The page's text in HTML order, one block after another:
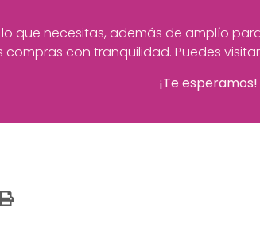
que necesitas, además de amplío
compras con tranquilidad. Puedes
¡Te esperamos!